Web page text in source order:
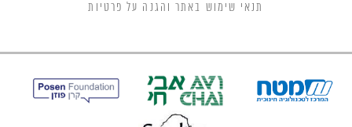
תנאי שימוש באתר והגנה על פרטיות